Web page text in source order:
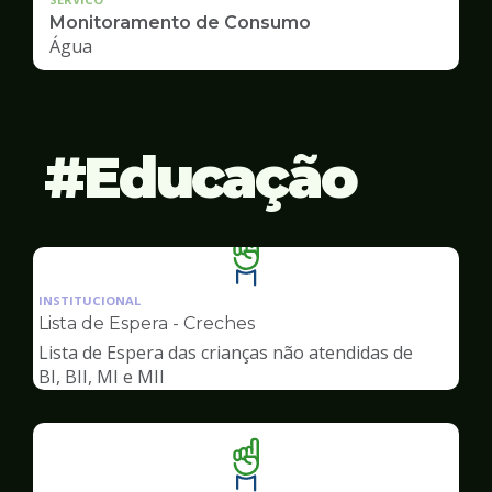
Monitoramento de Consumo
Água
Educação
Ilustração
da
pagina
Educação
INSTITUCIONAL
Lista de Espera - Creches
Lista de Espera das crianças não atendidas de
BI, BII, MI e MII
Ilustração